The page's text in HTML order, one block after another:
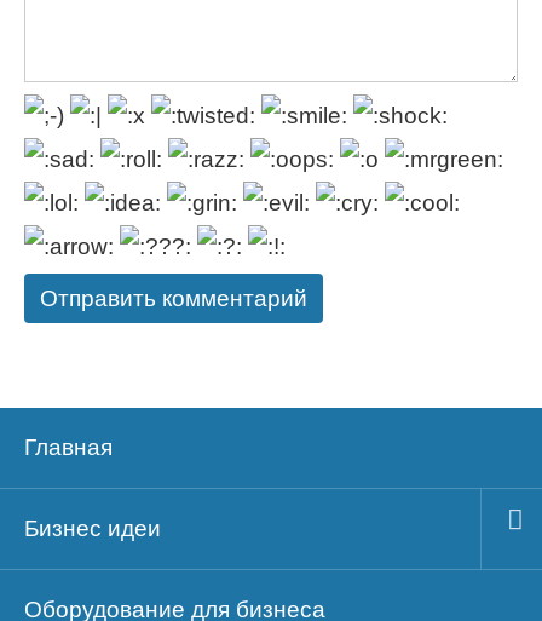
Главная
Бизнес идеи
Оборудование для бизнеса